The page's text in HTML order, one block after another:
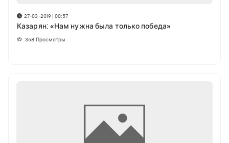
27-03-2019 | 00:57
Казарян: «Нам нужна была только победа»
358 Просмотры